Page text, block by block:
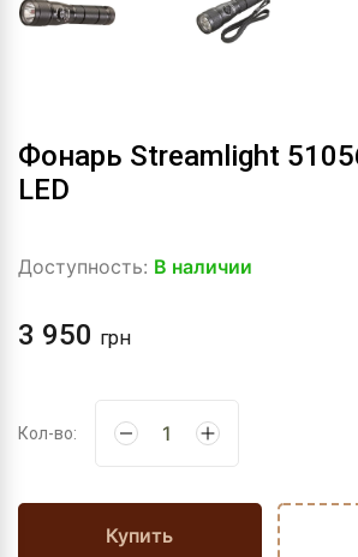
Фонарь Streamlight
LED
Доступность: В наличии
3 950 грн
Кол-во:
Купить